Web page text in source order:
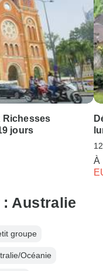
Richesses
jours
À
Australie
groupe
Océanie